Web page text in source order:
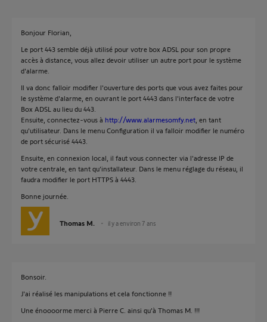
Bonjour Florian,
Le port 443 semble déjà utilisé pour votre box ADSL pour son propre
accès à distance, vous allez devoir utiliser un autre port pour le système
d'alarme.
Il va donc falloir modifier l'ouverture des ports que vous avez faites pour
le système d'alarme, en ouvrant le port 4443 dans l'interface de votre
Box ADSL au lieu du 443.
Ensuite, connectez-vous à http://www.alarmesomfy.net , en tant
qu'utilisateur. Dans le menu Configuration il va falloir modifier le numéro
de port sécurisé 4443.
Ensuite, en connexion local, il faut vous connecter via l'adresse IP de
votre centrale, en tant qu’installateur. Dans le menu réglage du réseau, il
faudra modifier le port HTTPS à 4443.
Bonne journée.
Thomas M. il y a environ 7 ans
Bonsoir.
J'ai réalisé les manipulations et cela fonctionne !!
Une énoooorme merci à Pierre C. ainsi qu'à Thomas M. !!!